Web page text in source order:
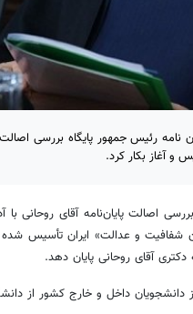
رئیس جمهور پایگاه بررسی
و آغاز بکار کرد.
شفافیت و عدالت» ایران تأسیس شده
آقای روحانی پایان دهد.
دانشجویان داخل و خارج کشور از